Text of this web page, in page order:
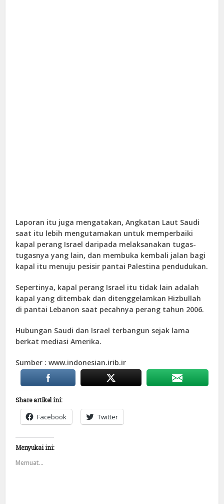
Laporan itu juga mengatakan, Angkatan Laut Saudi
saat itu lebih mengutamakan untuk memperbaiki
kapal perang Israel daripada melaksanakan tugas-
tugasnya yang lain, dan membuka kembali jalan bagi
kapal itu menuju pesisir pantai Palestina pendudukan.
Sepertinya, kapal perang Israel itu tidak lain adalah
kapal yang ditembak dan ditenggelamkan Hizbullah
di pantai Lebanon saat pecahnya perang tahun 2006.
Hubungan Saudi dan Israel terbangun sejak lama
berkat mediasi Amerika.
Sumber : www.indonesian.irib.ir
Share artikel ini:
Facebook Twitter
Menyukai ini:
Memuat...